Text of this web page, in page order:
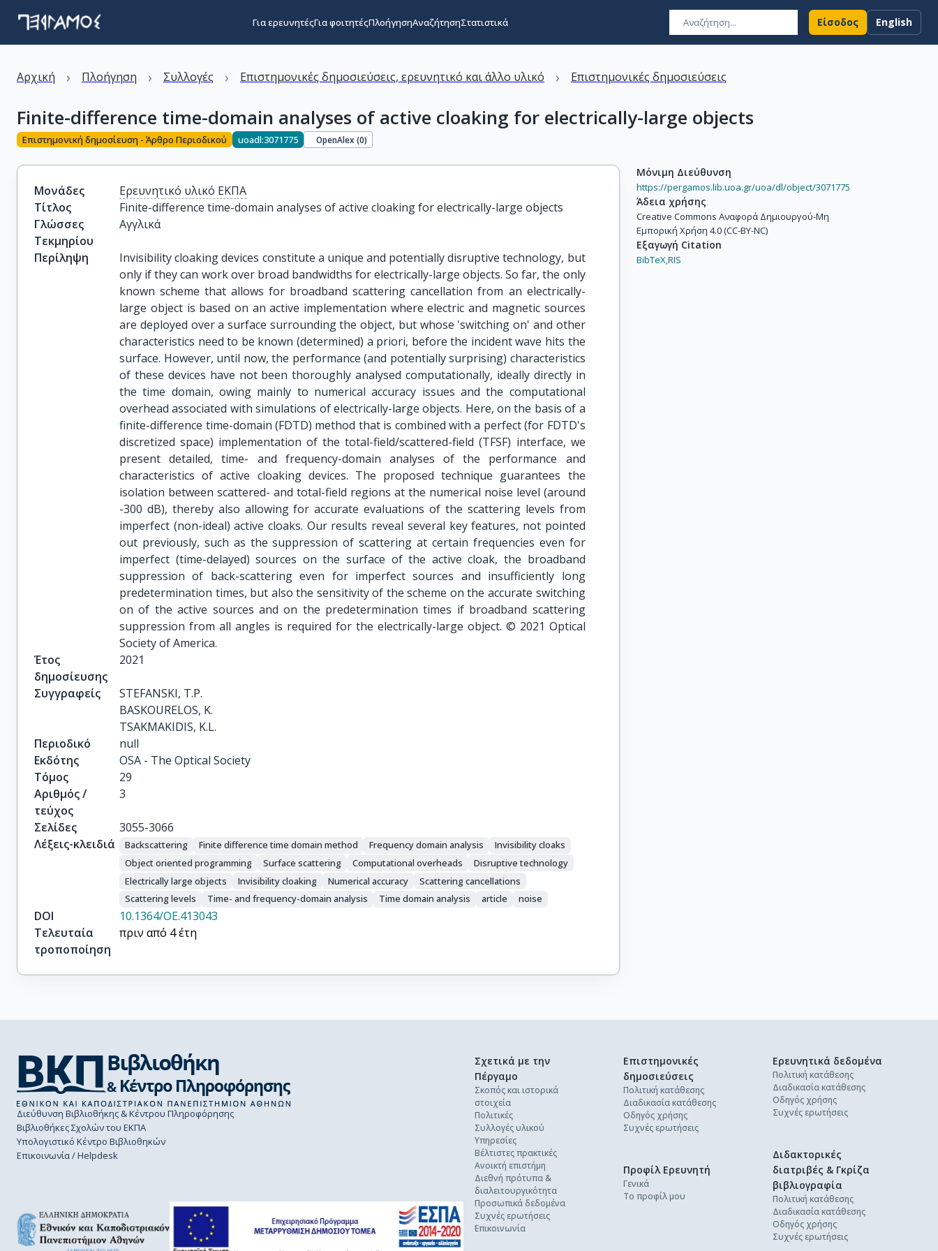
Για ερευνητέςΓια φοιτητέςΠλοήγησηΑναζήτησηΣτατιστικά Είσοδος English
Αρχική › Πλοήγηση › Συλλογές › Επιστημονικές δημοσιεύσεις, ερευνητικό και άλλο υλικό › Επιστημονικές δημοσιεύσεις
Finite-difference time-domain analyses of active cloaking for electrically-large objects
Επιστημονική δημοσίευση - Άρθρο Περιοδικού uoadl:3071775 OpenAlex (0)
Μονάδες
Ερευνητικό υλικό ΕΚΠΑ
Τίτλος
Finite-difference time-domain analyses of active cloaking for electrically-large objects
Γλώσσες
Τεκμηρίου
Αγγλικά
Περίληψη
Invisibility cloaking devices constitute a unique and potentially disruptive technology, but
only if they can work over broad bandwidths for electrically-large objects. So far, the only
known scheme that allows for broadband scattering cancellation from an electrically-
large object is based on an active implementation where electric and magnetic sources
are deployed over a surface surrounding the object, but whose 'switching on' and other
characteristics need to be known (determined) a priori, before the incident wave hits the
surface. However, until now, the performance (and potentially surprising) characteristics
of these devices have not been thoroughly analysed computationally, ideally directly in
the time domain, owing mainly to numerical accuracy issues and the computational
overhead associated with simulations of electrically-large objects. Here, on the basis of a
finite-difference time-domain (FDTD) method that is combined with a perfect (for FDTD's
discretized space) implementation of the total-field/scattered-field (TFSF) interface, we
present detailed, time- and frequency-domain analyses of the performance and
characteristics of active cloaking devices. The proposed technique guarantees the
isolation between scattered- and total-field regions at the numerical noise level (around
-300 dB), thereby also allowing for accurate evaluations of the scattering levels from
imperfect (non-ideal) active cloaks. Our results reveal several key features, not pointed
out previously, such as the suppression of scattering at certain frequencies even for
imperfect (time-delayed) sources on the surface of the active cloak, the broadband
suppression of back-scattering even for imperfect sources and insufficiently long
predetermination times, but also the sensitivity of the scheme on the accurate switching
on of the active sources and on the predetermination times if broadband scattering
suppression from all angles is required for the electrically-large object. © 2021 Optical
Society of America.
Έτος
δημοσίευσης
2021
Συγγραφείς
STEFANSKI, T.P.
BASKOURELOS, K.
TSAKMAKIDIS, K.L.
Περιοδικό
null
Εκδότης
OSA - The Optical Society
Τόμος
29
Αριθμός /
τεύχος
3
Σελίδες
3055-3066
Λέξεις-κλειδιά
Backscattering Finite difference time domain method Frequency domain analysis
Invisibility cloaks
Object oriented programming
Surface scattering Computational overheads
Disruptive technology
Electrically large objects
Invisibility cloaking Numerical accuracy
Scattering cancellations
Scattering levels
Time- and frequency-domain analysis Time domain analysis article noise
DOI
10.1364/OE.413043
Τελευταία
τροποποίηση
πριν από 4 έτη
Μόνιμη Διεύθυνση
https://pergamos.lib.uoa.gr/uoa/dl/object/3071775
Άδεια χρήσης
Creative Commons Αναφορά Δημιουργού-Μη
Εμπορική Χρήση 4.0 (CC-BY-NC)
Εξαγωγή Citation
BibTeX,RIS
Διεύθυνση Βιβλιοθήκης & Κέντρου Πληροφόρησης
Βιβλιοθήκες Σχολών του ΕΚΠΑ
Υπολογιστικό Κέντρο Βιβλιοθηκών
Επικοινωνία / Helpdesk
Σχετικά με την
Πέργαμο
Σκοπός και ιστορικά
στοιχεία
Πολιτικές
Συλλογές υλικού
Υπηρεσίες
Βέλτιστες πρακτικές
Ανοικτή επιστήμη
Διεθνή πρότυπα &
διαλειτουργικότητα
Προσωπικά δεδομένα
Συχνές ερωτήσεις
Επικοινωνία
Επιστημονικές
δημοσιεύσεις
Πολιτική κατάθεσης
Διαδικασία κατάθεσης
Οδηγός χρήσης
Συχνές ερωτήσεις
Ερευνητικά δεδομένα
Πολιτική κατάθεσης
Διαδικασία κατάθεσης
Οδηγός χρήσης
Συχνές ερωτήσεις
Διδακτορικές
διατριβές & Γκρίζα
βιβλιογραφία
Πολιτική κατάθεσης
Διαδικασία κατάθεσης
Οδηγός χρήσης
Συχνές ερωτήσεις
Προφίλ Ερευνητή
Γενικά
Το προφίλ μου